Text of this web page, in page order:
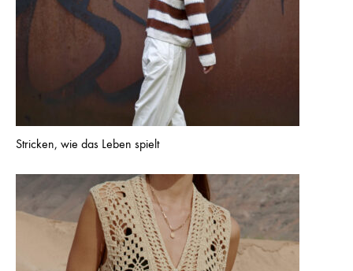
Stricken, wie das Leben spielt